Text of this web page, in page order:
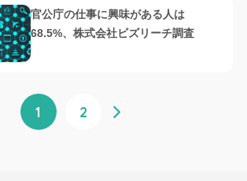
官公庁の仕事に興味がある人は
68.5%、株式会社ビズリーチ調査
1 2